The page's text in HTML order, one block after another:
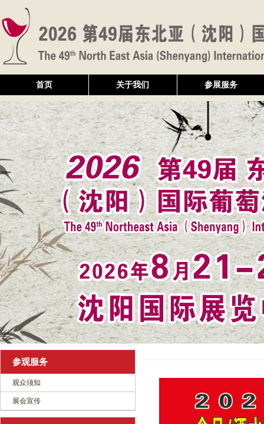
首页 关于我们 参展服务
参观服务
观众须知
展会宣传